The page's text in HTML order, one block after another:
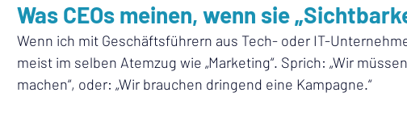
Was CEOs meinen, wenn sie
Wenn ich mit Geschäftsführern aus Tech- oder IT-
meist im selben Atemzug wie „Marketing“. Sprich: „Wir
machen“, oder: „Wir brauchen dringend eine Kampagne.“